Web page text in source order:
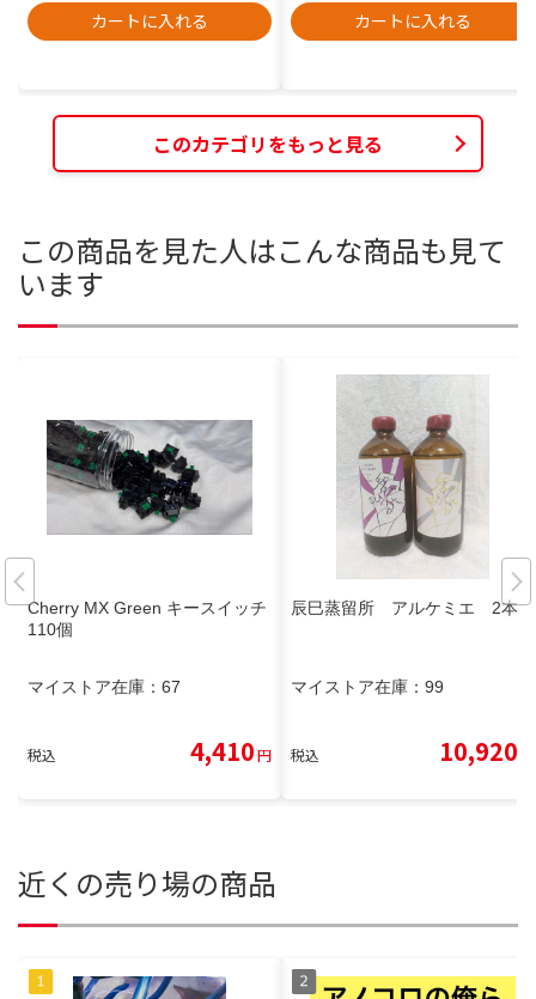
カートに入れる カートに入れる
このカテゴリをもっと見る
この商品を見た人はこんな商品も見て
います
Cherry MX Green キースイッチ
110個
マイストア在庫： 67
税込 4,410円
辰巳蒸留所 アルケミエ 2本
マイストア在庫： 99
税込 10,920
近くの売り場の商品